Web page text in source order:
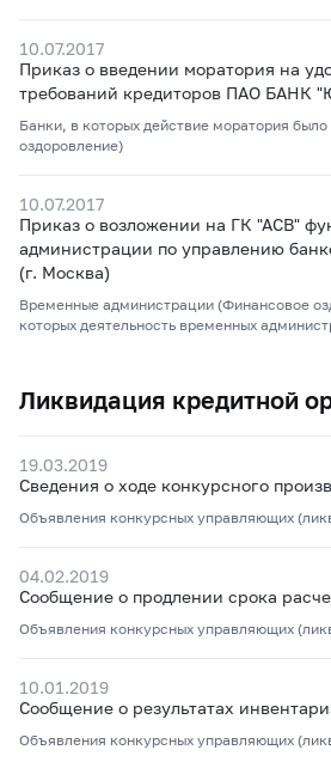
10.07.2017
Приказ о введении моратория на
требований кредиторов ПАО БАНК
Банки, в которых действие моратория
оздоровление)
10.07.2017
Приказ о возложении на ГК "АСВ"
администрации по управлению
(г. Москва)
Временные администрации (Финансовое
которых деятельность временных
Ликвидация кредитной
19.03.2019
Сведения о ходе конкурсного
Объявления конкурсных управляющих
04.02.2019
Сообщение о продлении срока
Объявления конкурсных управляющих
10.01.2019
Сообщение о результатах
Объявления конкурсных управляющих